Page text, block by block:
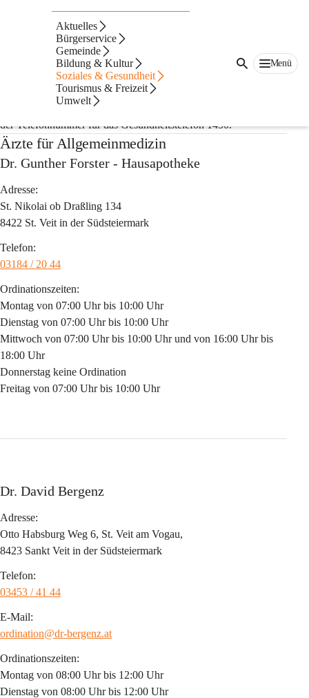
Aktuelles
Bürgerservice
Gemeinde
Bildung & Kultur
Soziales & Gesundheit
Tourismus & Freizeit
Umwelt
Menü
Ärzte
Bereitschaftsdienst
Bereitschaftsdienst an Wochenenden und Feiertagen erfahren Sie
über die Tonbanddurchsagen des jeweiligen Arztes oder unter
der Telefonnummer für das Gesundheitstelefon 1450.
Ärzte für Allgemeinmedizin
Dr. Gunther Forster - Hausapotheke
Adresse:
St. Nikolai ob Draßling 134
8422 St. Veit in der Südsteiermark
Telefon:
03184 / 20 44
Ordinationszeiten:
Montag von 07:00 Uhr bis 10:00 Uhr
Dienstag von 07:00 Uhr bis 10:00 Uhr
Mittwoch von 07:00 Uhr bis 10:00 Uhr und von 16:00 Uhr bis
18:00 Uhr
Donnerstag keine Ordination
Freitag von 07:00 Uhr bis 10:00 Uhr
Dr. David Bergenz
Adresse:
Otto Habsburg Weg 6, St. Veit am Vogau,
8423 Sankt Veit in der Südsteiermark
Telefon:
03453 / 41 44
E-Mail:
ordination@dr-bergenz.at
Ordinationszeiten:
Montag von 08:00 Uhr bis 12:00 Uhr
Dienstag von 08:00 Uhr bis 12:00 Uhr